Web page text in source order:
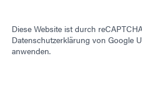
Diese Website ist durch
Datenschutzerklärung von Google
anwenden.